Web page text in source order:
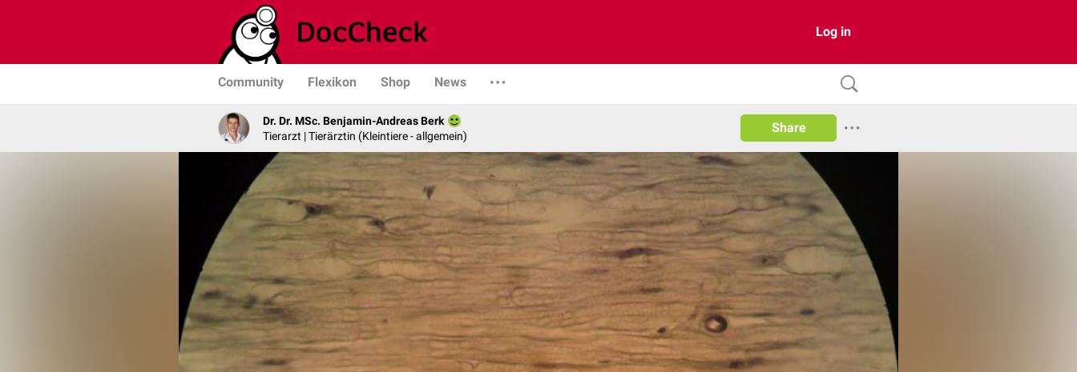
Log in
Community Flexikon Shop News
Dr. Dr. MSc. Benjamin-Andreas Berk
Tierarzt | Tierärztin (Kleintiere - allgemein)
Share